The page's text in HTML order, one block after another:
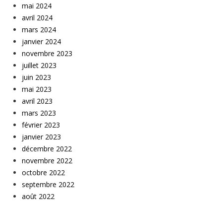
mai 2024
avril 2024
mars 2024
janvier 2024
novembre 2023
juillet 2023
juin 2023
mai 2023
avril 2023
mars 2023
février 2023
janvier 2023
décembre 2022
novembre 2022
octobre 2022
septembre 2022
août 2022